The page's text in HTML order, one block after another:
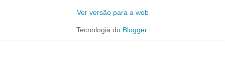
Ver versão para a web
Tecnologia do Blogger.